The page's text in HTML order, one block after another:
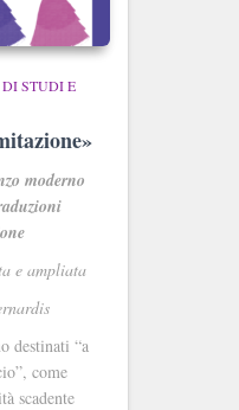
STUDI E
moderno
e ampliata
destinati “a
come
scadente